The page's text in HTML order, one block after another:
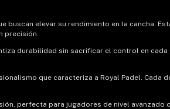
buscan elevar su rendimiento en la cancha.
precisión.
durabilidad sin sacrificar el control en
que caracteriza a Royal Padel. Cada
perfecta para jugadores de nivel